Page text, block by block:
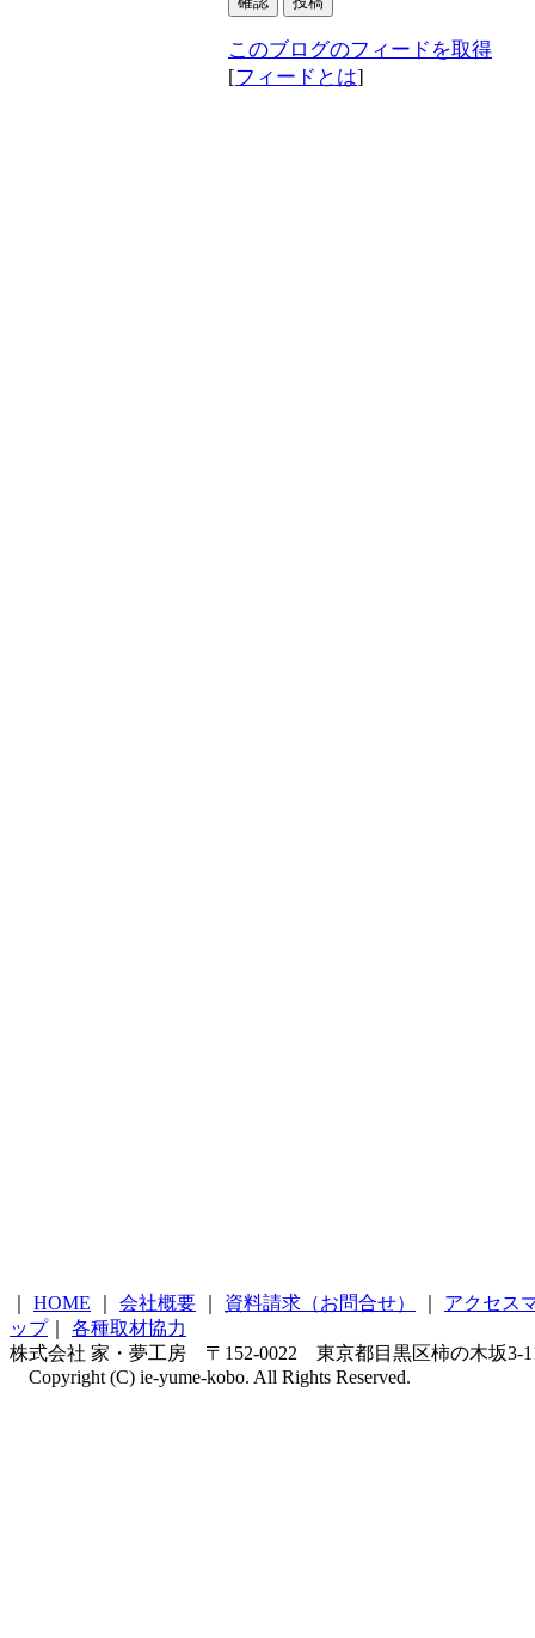
このブログのフィードを取得
[フィードとは]
HOME 会社概要 資料請求（お問合せ）
アクセス
ップ｜ 各種取材協力
株式会社 家・夢工房 〒152-0022 東京都目黒区柿の木坂3-
Copyright (C) ie-yume-kobo. All Rights Reserved.